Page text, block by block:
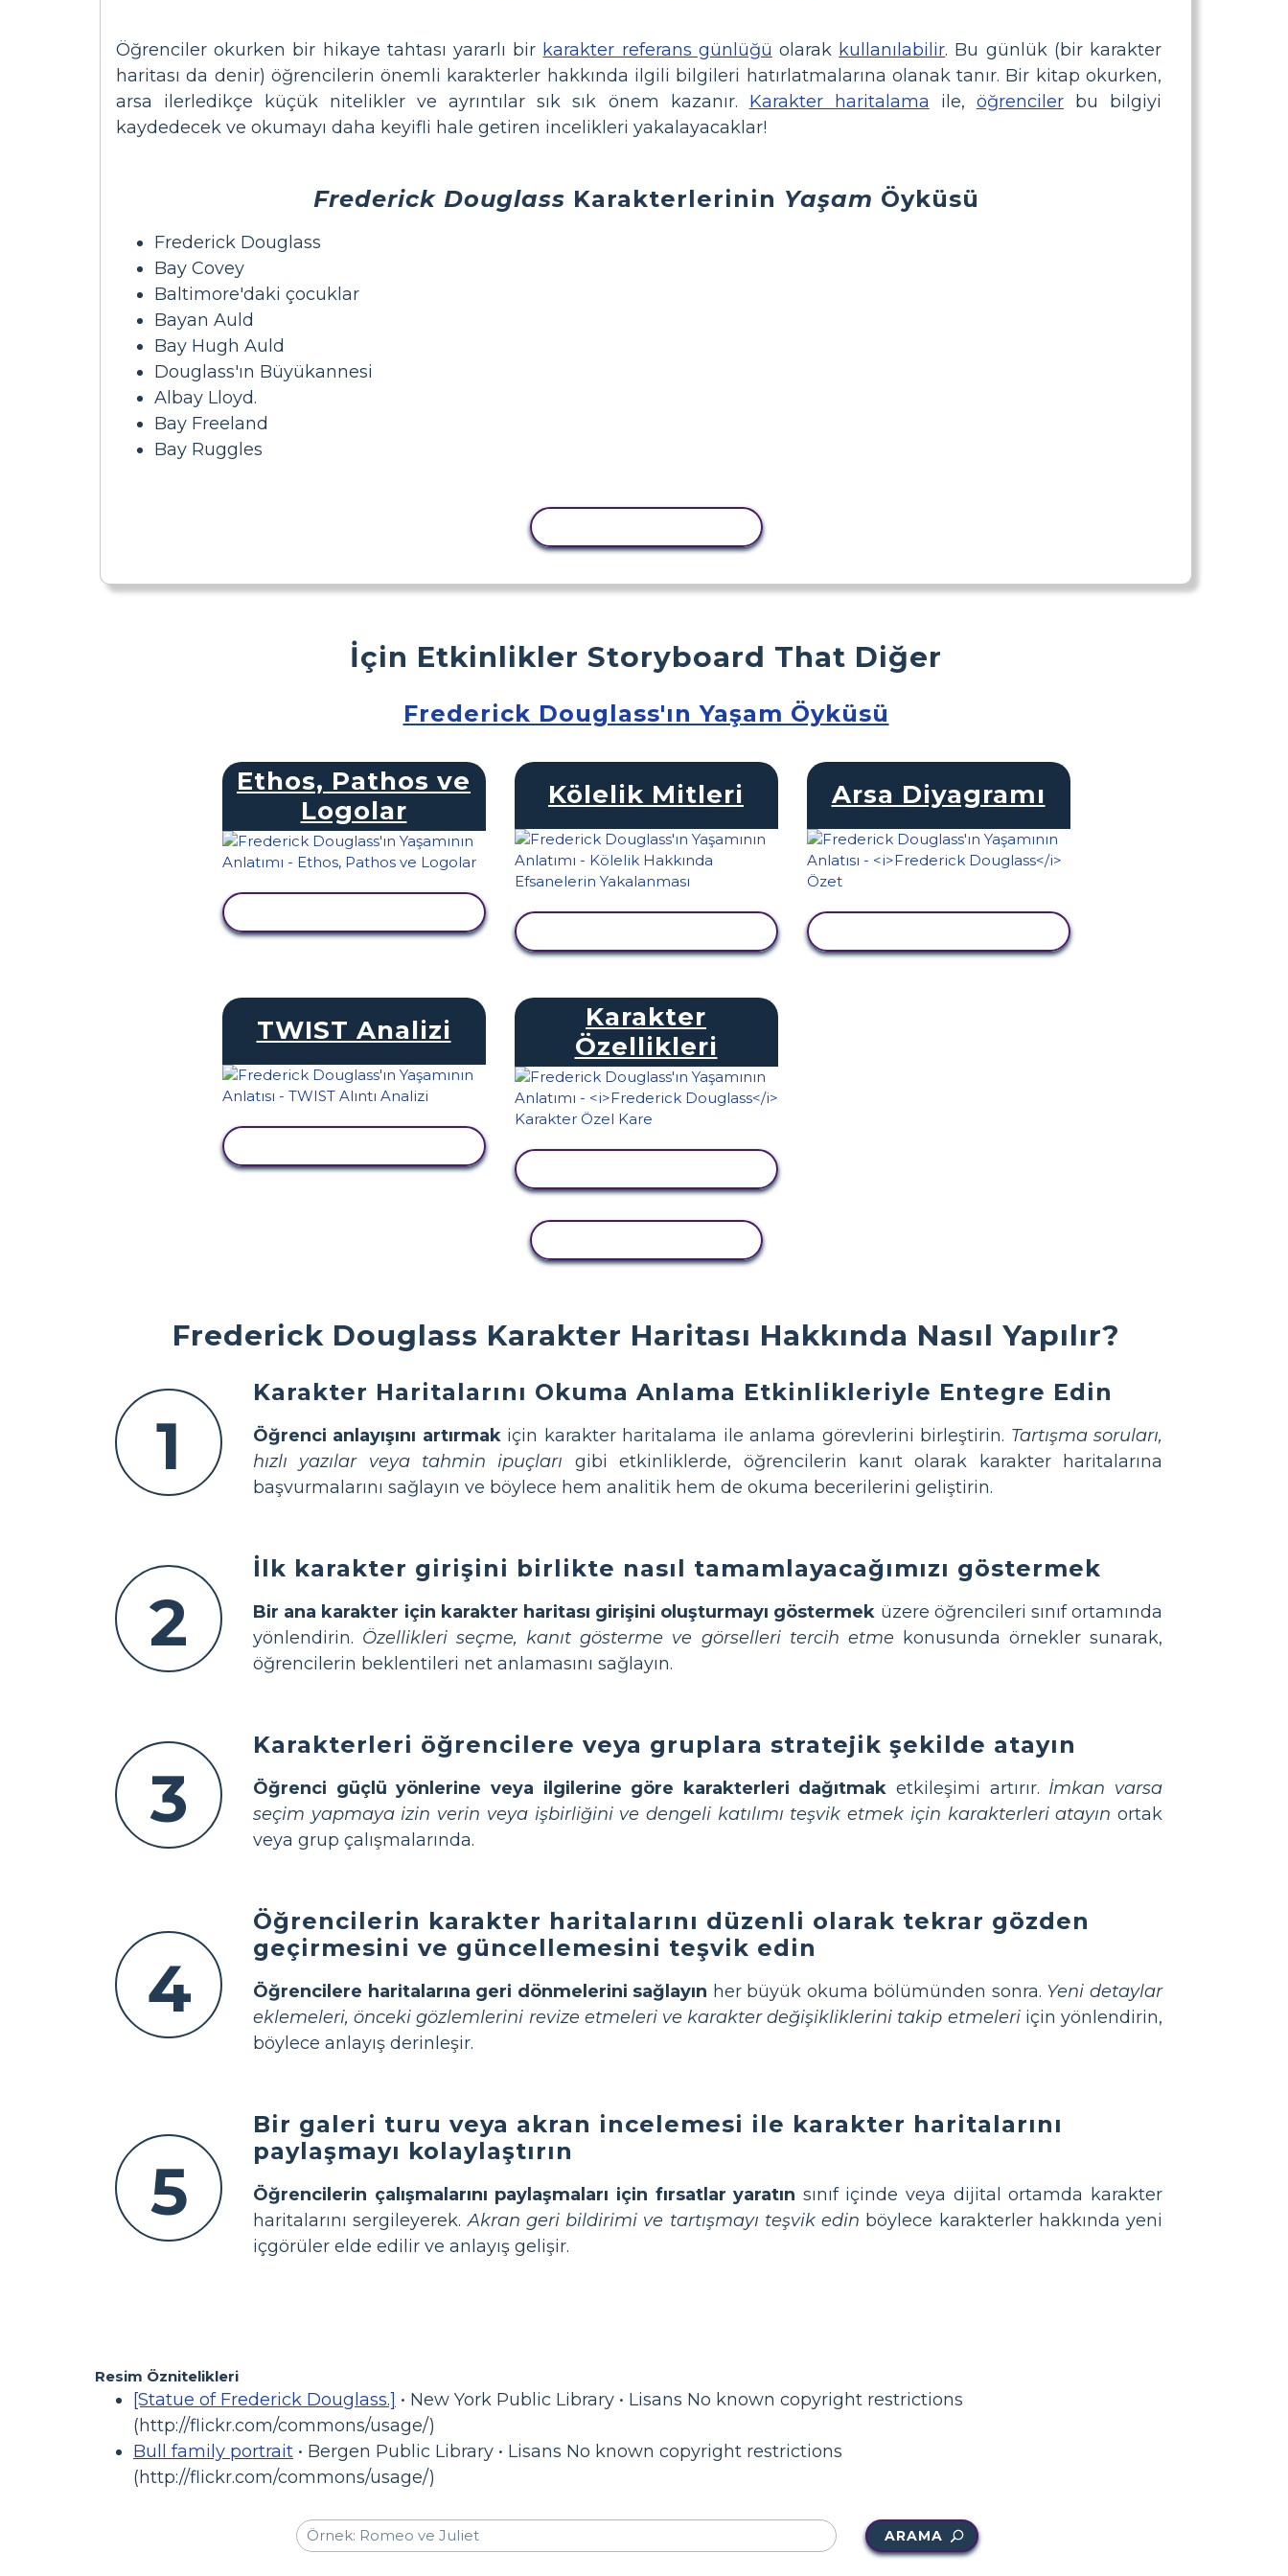
Öğrenciler okurken bir hikaye tahtası yararlı bir karakter referans günlüğü olarak kullanılabilir. Bu günlük (bir karakter
haritası da denir) öğrencilerin önemli karakterler hakkında ilgili bilgileri hatırlatmalarına olanak tanır. Bir kitap okurken,
arsa ilerledikçe küçük nitelikler ve ayrıntılar sık ​​sık önem kazanır. Karakter haritalama ile, öğrencilerbu bilgiyi
kaydedecek ve okumayı daha keyifli hale getiren incelikleri yakalayacaklar!
Frederick Douglass Karakterlerinin Yaşam Öyküsü
Frederick Douglass
Bay Covey
Baltimore'daki çocuklar
Bayan Auld
Bay Hugh Auld
Douglass'ın Büyükannesi
Albay Lloyd.
Bay Freeland
Bay Ruggles
Frederick Douglass Karakter Haritası Hakkında Nasıl Yapılır?
1
Karakter Haritalarını Okuma Anlama Etkinlikleriyle Entegre Edin
Öğrenci anlayışını artırmakiçin karakter haritalama ile anlama görevlerini birleştirin. Tartışma soruları,
hızlı yazılar veya tahmin ipuçları gibi etkinliklerde, öğrencilerin kanıt olarak karakter haritalarına
başvurmalarını sağlayın ve böylece hem analitik hem de okuma becerilerini geliştirin.
2
İlk karakter girişini birlikte nasıl tamamlayacağımızı göstermek
Bir ana karakter için karakter haritası girişini oluşturmayı göstermek üzere öğrencileri sınıf ortamında
yönlendirin. Özellikleri seçme, kanıt gösterme ve görselleri tercih etme konusunda örnekler sunarak,
öğrencilerin beklentileri net anlamasını sağlayın.
3
Karakterleri öğrencilere veya gruplara stratejik şekilde atayın
Öğrenci güçlü yönlerine veya ilgilerine göre karakterleri dağıtmak etkileşimi artırır. İmkan varsa
seçim yapmaya izin verin veya işbirliğini ve dengeli katılımı teşvik etmek için karakterleri atayın ortak
veya grup çalışmalarında.
4
Öğrencilerin karakter haritalarını düzenli olarak tekrar gözden
geçirmesini ve güncellemesini teşvik edin
Öğrencilere haritalarına geri dönmelerini sağlayın her büyük okuma bölümünden sonra. Yeni detaylar
eklemeleri, önceki gözlemlerini revize etmeleri ve karakter değişikliklerini takip etmeleriiçin yönlendirin,
böylece anlayış derinleşir.
5
Bir galeri turu veya akran incelemesi ile karakter haritalarını
paylaşmayı kolaylaştırın
Öğrencilerin çalışmalarını paylaşmaları için fırsatlar yaratın sınıf içinde veya dijital ortamda karakter
haritalarını sergileyerek.Akran geri bildirimi ve tartışmayı teşvik edin böylece karakterler hakkında yeni
içgörüler elde edilir ve anlayış gelişir.
İçin Etkinlikler Storyboard That Diğer
Frederick Douglass'ın Yaşam Öyküsü
Ethos, Pathos ve
Logolar
Kölelik Mitleri Arsa Diyagramı
TWIST Analizi
Karakter
Özellikleri
Resim Öznitelikleri
[Statue of Frederick Douglass.] • New York Public Library • Lisans No known copyright restrictions
(http://flickr.com/commons/usage/)
Bull family portrait • Bergen Public Library • Lisans No known copyright restrictions
(http://flickr.com/commons/usage/)
ARAMA